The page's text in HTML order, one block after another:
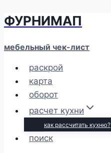
Перейти
содержимому
ФУРНИМАП
мебельный чек-лист
раскрой
карта
оборот
расчет кухни
как рассчитать кухню?
поиск